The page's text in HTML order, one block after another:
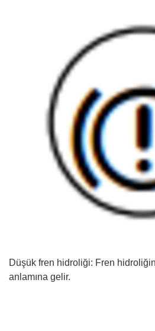
Düşük fren hidroliği: Fren
anlamına gelir.